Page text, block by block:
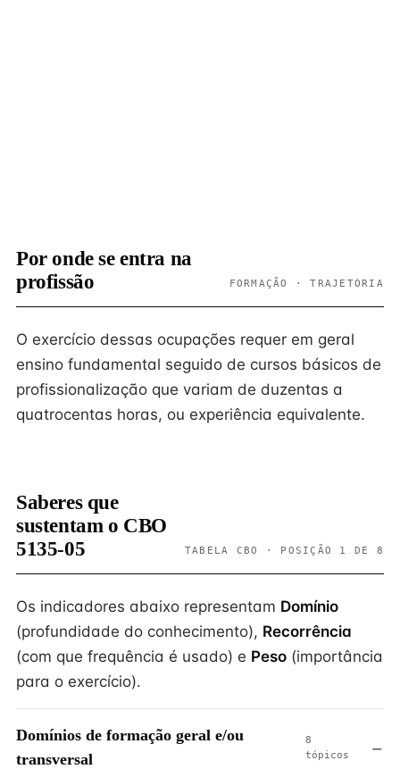
Por onde se entra na
profissão
FORMAÇÃO · TRAJETÓRIA
O exercício dessas ocupações requer em geral
ensino fundamental seguido de cursos básicos de
profissionalização que variam de duzentas a
quatrocentas horas, ou experiência equivalente.
Saberes que
sustentam o CBO
5135-05
TABELA CBO · POSIÇÃO 1 DE 8
Os indicadores abaixo representam Domínio
(profundidade do conhecimento), Recorrência
(com que frequência é usado) e Peso (importância
para o exercício).
Domínios de formação geral e/ou
transversal
8
tópicos